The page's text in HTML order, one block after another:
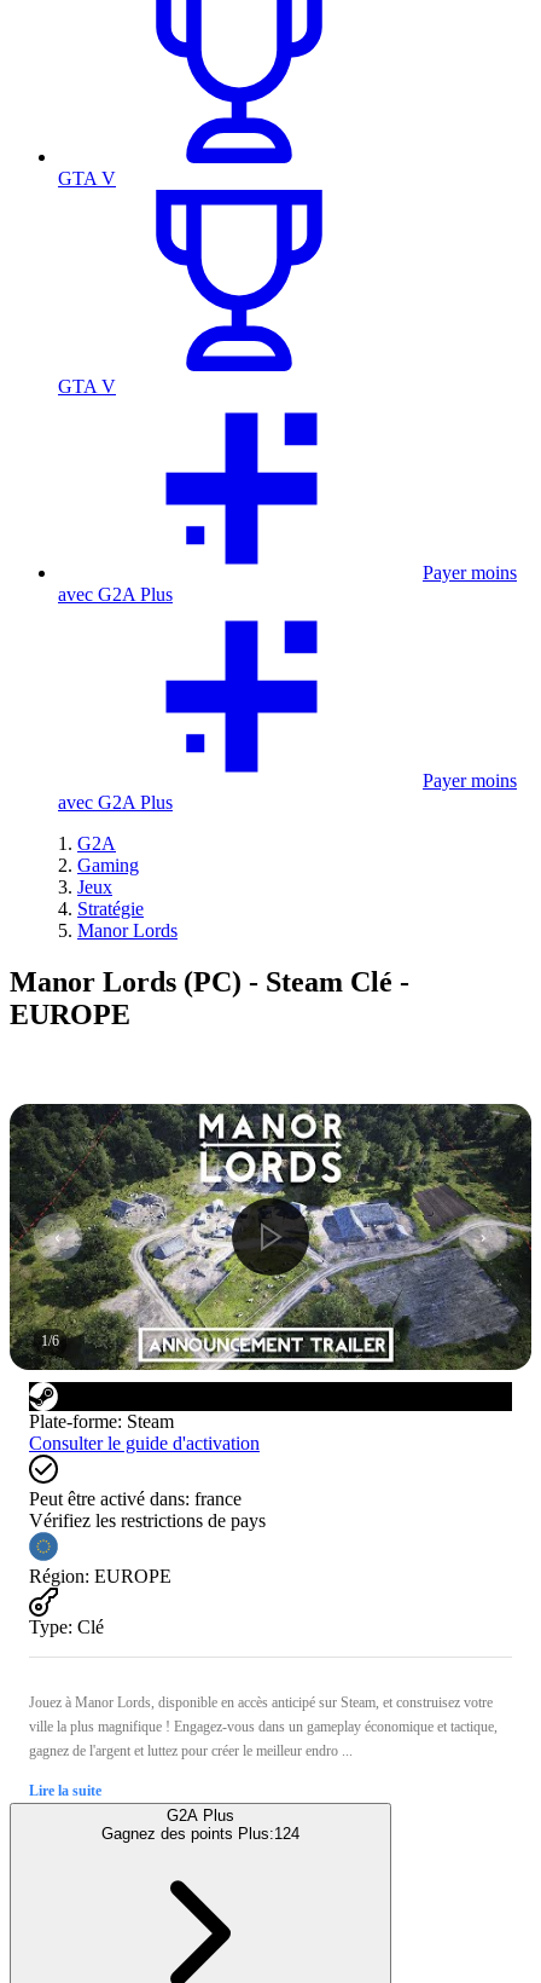
GTA V
GTA V
Payer moins
avec G2A Plus
Payer moins
avec G2A Plus
G2A
Gaming
Jeux
Stratégie
Manor Lords
Manor Lords (PC) - Steam Clé -
EUROPE
1/6
Plate-forme: Steam
Consulter le guide d'activation
Peut être activé dans: france
Vérifiez les restrictions de pays
Région: EUROPE
Type: Clé
Jouez à Manor Lords, disponible en accès anticipé sur Steam, et construisez votre
ville la plus magnifique ! Engagez-vous dans un gameplay économique et tactique,
gagnez de l'argent et luttez pour créer le meilleur endro ...
Lire la suite
G2A Plus
Gagnez des points Plus:124